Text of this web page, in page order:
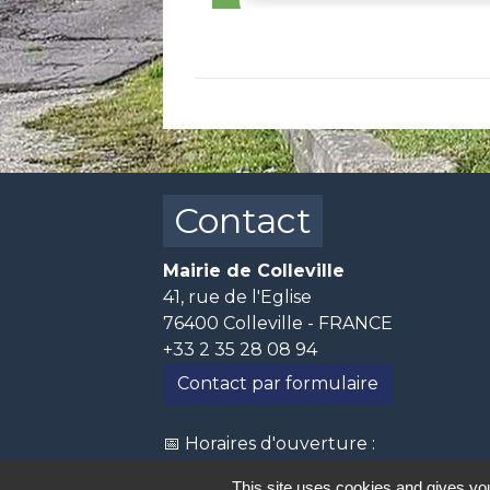
Contact
Mairie de Colleville
41, rue de l'Eglise
76400 Colleville - FRANCE
+33 2 35 28 08 94
Contact par formulaire
📅 Horaires d'ouverture :